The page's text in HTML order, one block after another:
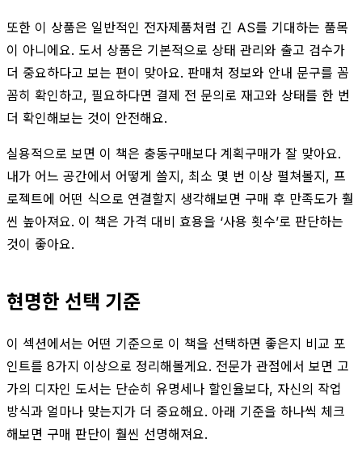
또한 이 상품은 일반적인 전자제품처럼 긴 AS를 기대하는 품목
이 아니에요. 도서 상품은 기본적으로 상태 관리와 출고 검수가
더 중요하다고 보는 편이 맞아요. 판매처 정보와 안내 문구를 꼼
꼼히 확인하고, 필요하다면 결제 전 문의로 재고와 상태를 한 번
더 확인해보는 것이 안전해요.
실용적으로 보면 이 책은 충동구매보다 계획구매가 잘 맞아요.
내가 어느 공간에서 어떻게 쓸지, 최소 몇 번 이상 펼쳐볼지, 프
로젝트에 어떤 식으로 연결할지 생각해보면 구매 후 만족도가 훨
씬 높아져요. 이 책은 가격 대비 효용을 ‘사용 횟수’로 판단하는
것이 좋아요.
현명한 선택 기준
이 섹션에서는 어떤 기준으로 이 책을 선택하면 좋은지 비교 포
인트를 8가지 이상으로 정리해볼게요. 전문가 관점에서 보면 고
가의 디자인 도서는 단순히 유명세나 할인율보다, 자신의 작업
방식과 얼마나 맞는지가 더 중요해요. 아래 기준을 하나씩 체크
해보면 구매 판단이 훨씬 선명해져요.